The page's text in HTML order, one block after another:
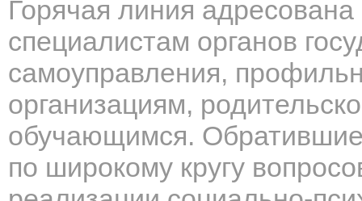
Горячая линия
специалистам органов
самоуправления,
организациям,
обучающимся.
по широкому кругу